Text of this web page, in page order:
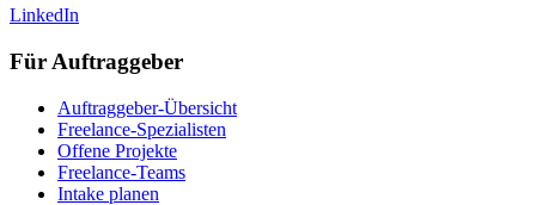
LinkedIn
Für Auftraggeber
Auftraggeber-Übersicht
Freelance-Spezialisten
Offene Projekte
Freelance-Teams
Intake planen